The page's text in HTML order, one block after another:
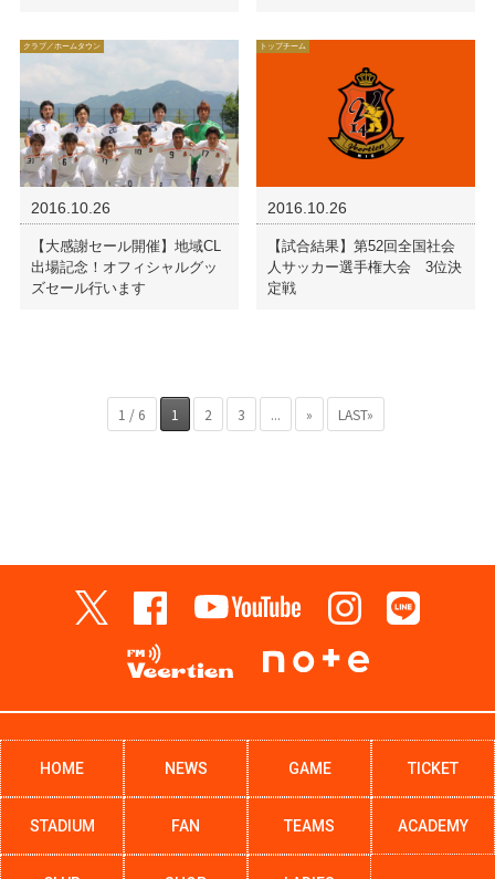
クラブ／ホームタウン
2016.10.26
【大感謝セール開催】地域CL
出場記念！オフィシャルグッ
ズセール行います
トップチーム
2016.10.26
【試合結果】第52回全国社会
人サッカー選手権大会 3位決
定戦
1 / 6 1 2 3 ... » LAST»
HOME NEWS GAME TICKET
STADIUM FAN TEAMS ACADEMY